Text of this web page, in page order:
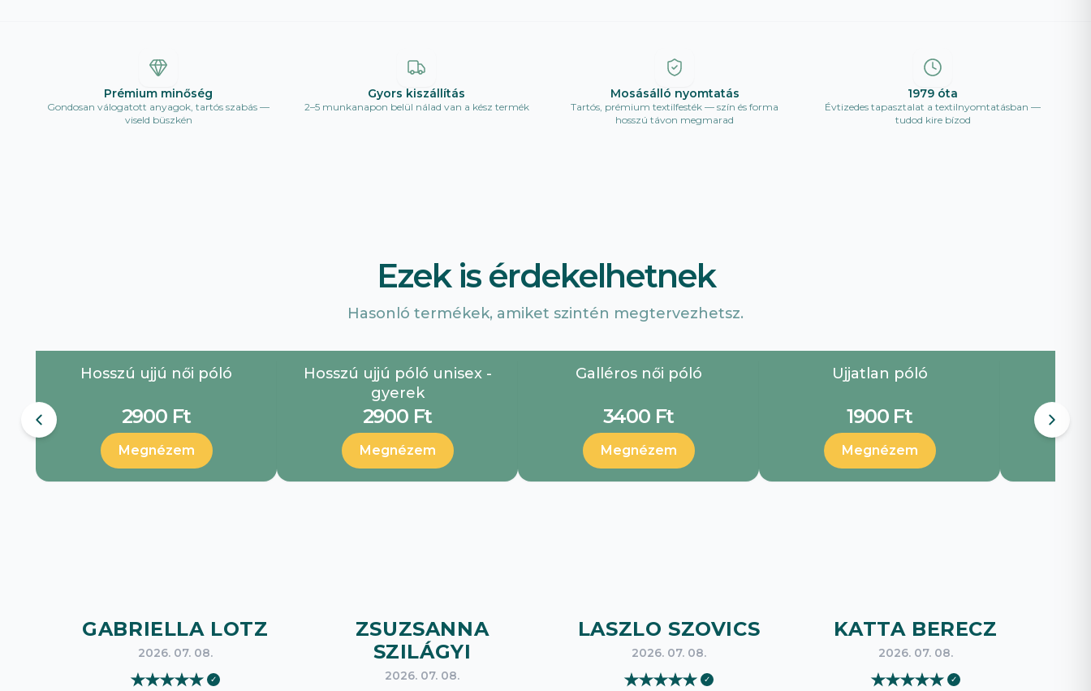
Prémium minőség
Gondosan válogatott anyagok, tartós szabás —
viseld büszkén
Gyors kiszállítás
2–5 munkanapon belül nálad van a kész termék
Mosásálló nyomtatás
Tartós, prémium textilfesték — szín és forma
hosszú távon megmarad
1979 óta
Évtizedes tapasztalat a textilnyomtatásban —
tudod kire bízod
Ezek is érdekelhetnek
Hasonló termékek, amiket szintén megtervezhetsz.
Hosszú ujjú női póló
2900 Ft
Megnézem
Hosszú ujjú póló unisex -
gyerek
2900 Ft
Megnézem
Galléros női póló
3400 Ft
Megnézem
Ujjatlan póló
1900 Ft
Megnézem
GABRIELLA LOTZ
2026. 07. 08.
★★★★★ ✓
ZSUZSANNA
SZILÁGYI
2026. 07. 08.
LASZLO SZOVICS
2026. 07. 08.
★★★★★ ✓
KATTA BERECZ
2026. 07. 08.
★★★★★ ✓